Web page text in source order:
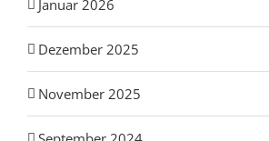
Januar 2026
Dezember 2025
November 2025